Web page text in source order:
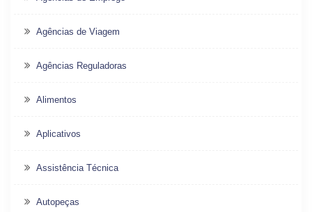
Agências de Viagem
Agências Reguladoras
Alimentos
Aplicativos
Assistência Técnica
Autopeças